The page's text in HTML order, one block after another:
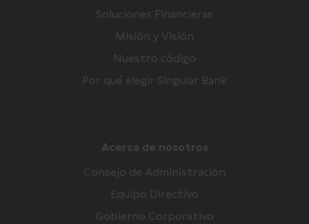
Soluciones Financieras
Misión y Visión
Nuestro código
Por qué elegir Singular Bank
Acerca de nosotros
Consejo de Administración
Equipo Directivo
Gobierno Corporativo